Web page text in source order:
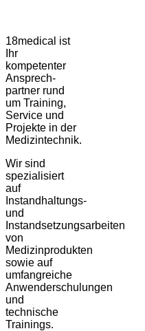
18medical ist
Ihr
kompetenter
Ansprech-
partner rund
um Training,
Service und
Projekte in der
Medizintechnik.
Wir sind
spezialisiert
auf
Instandhaltungs-
und
Instandsetzungsarbeiten
von
Medizinprodukten
sowie auf
umfangreiche
Anwenderschulungen
und
technische
Trainings.